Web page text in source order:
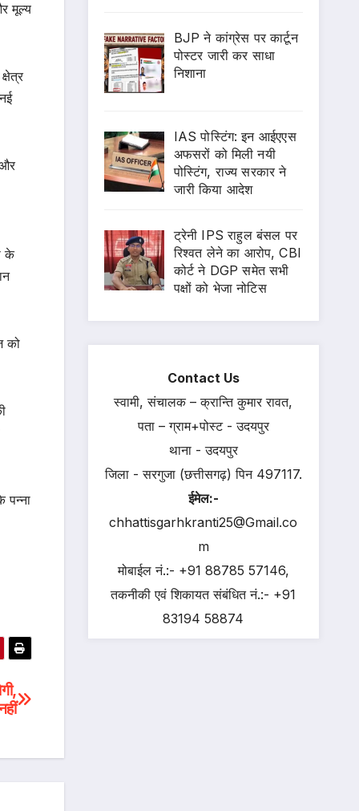
मूल्य
के
को
पन्ना
BJP ने कांग्रेस पर कार्टून
पोस्टर जारी कर साधा
निशाना
IAS पोस्टिंग: इन आईएएस
अफसरों को मिली नयी
पोस्टिंग, राज्य सरकार ने
जारी किया आदेश
ट्रेनी IPS राहुल बंसल पर
रिश्वत लेने का आरोप, CBI
कोर्ट ने DGP समेत सभी
पक्षों को भेजा नोटिस
Contact Us
स्वामी, संचालक – क्रान्ति कुमार रावत,
पता – ग्राम+पोस्ट - उदयपुर
थाना - उदयपुर
जिला - सरगुजा (छत्तीसगढ़) पिन 497117.
ईमेल:-
chhattisgarhkranti25@Gmail.co
m
मोबाईल नं.:- +91 88785 57146,
तकनीकी एवं शिकायत संबंधित नं.:- +91
83194 58874